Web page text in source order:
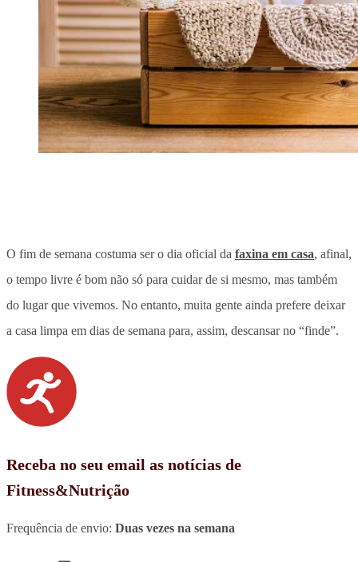
O fim de semana costuma ser o dia oficial da faxina em casa, afinal,
o tempo livre é bom não só para cuidar de si mesmo, mas também
do lugar que vivemos. No entanto, muita gente ainda prefere deixar
a casa limpa em dias de semana para, assim, descansar no “finde”.
Receba no seu email as notícias de
Fitness&Nutrição
Frequência de envio: Duas vezes na semana